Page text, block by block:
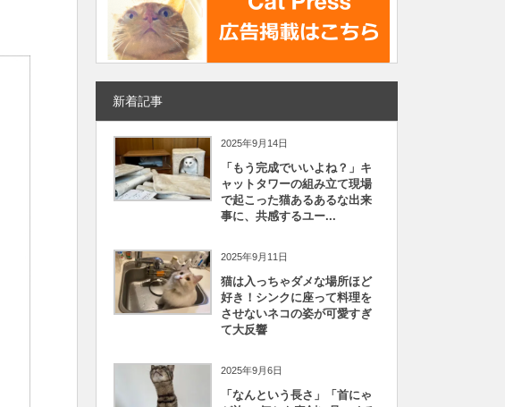
新着記事
2025年9月14日
「もう完成でいいよね？」キ
ャットタワーの組み立て現場
で起こった猫あるあるな出来
事に、共感するユー...
2025年9月11日
猫は入っちゃダメな場所ほど
好き！シンクに座って料理を
させないネコの姿が可愛すぎ
て大反響
2025年9月6日
「なんという長さ」「首にゃ